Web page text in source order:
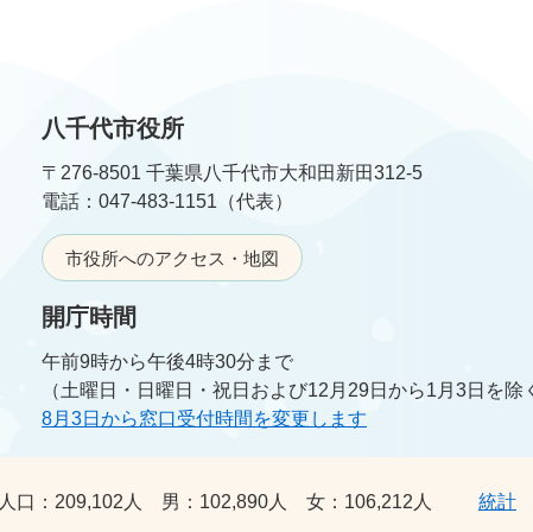
八千代市役所
〒276-8501 千葉県八千代市大和田新田312-5
電話：047-483-1151（代表）
市役所へのアクセス・地図
開庁時間
午前9時から午後4時30分まで
（土曜日・日曜日・祝日および12月29日から1月3日を除
8月3日から窓口受付時間を変更します
人口： 209,102人 男： 102,890人 女： 106,212人 統計